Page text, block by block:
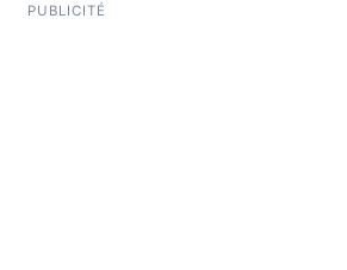
PUBLICITÉ